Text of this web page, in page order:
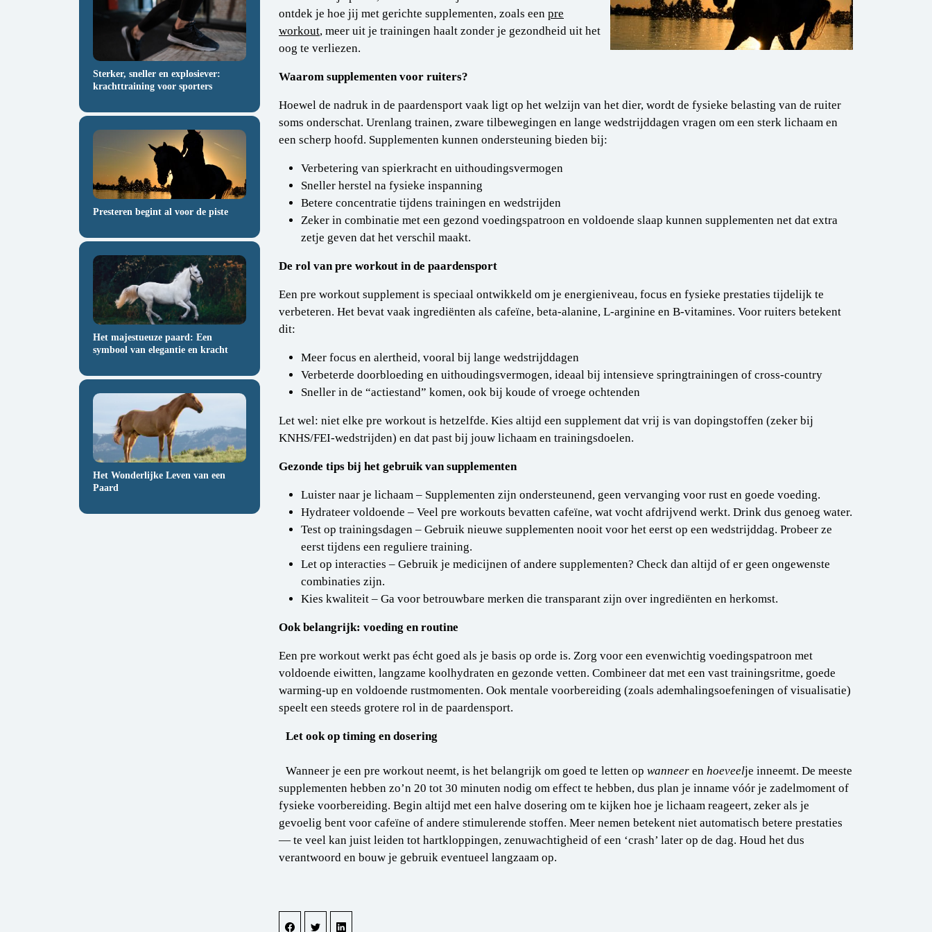
Sterker, sneller en explosiever:
krachttraining voor sporters
Presteren begint al voor de piste
Het majestueuze paard: Een
symbool van elegantie en kracht
Het Wonderlijke Leven van een
Paard
ontdek je hoe jij met gerichte supplementen, zoals een pre
workout, meer uit je trainingen haalt zonder je gezondheid uit het
oog te verliezen.
Waarom supplementen voor ruiters?
Hoewel de nadruk in de paardensport vaak ligt op het welzijn van het dier, wordt de fysieke belasting van de ruiter
soms onderschat. Urenlang trainen, zware tilbewegingen en lange wedstrijddagen vragen om een sterk lichaam en
een scherp hoofd. Supplementen kunnen ondersteuning bieden bij:
Verbetering van spierkracht en uithoudingsvermogen
Sneller herstel na fysieke inspanning
Betere concentratie tijdens trainingen en wedstrijden
Zeker in combinatie met een gezond voedingspatroon en voldoende slaap kunnen supplementen net dat extra
zetje geven dat het verschil maakt.
De rol van pre workout in de paardensport
Een pre workout supplement is speciaal ontwikkeld om je energieniveau, focus en fysieke prestaties tijdelijk te
verbeteren. Het bevat vaak ingrediënten als cafeïne, beta-alanine, L-arginine en B-vitamines. Voor ruiters betekent
dit:
Meer focus en alertheid, vooral bij lange wedstrijddagen
Verbeterde doorbloeding en uithoudingsvermogen, ideaal bij intensieve springtrainingen of cross-country
Sneller in de “actiestand” komen, ook bij koude of vroege ochtenden
Let wel: niet elke pre workout is hetzelfde. Kies altijd een supplement dat vrij is van dopingstoffen (zeker bij
KNHS/FEI-wedstrijden) en dat past bij jouw lichaam en trainingsdoelen.
Gezonde tips bij het gebruik van supplementen
Luister naar je lichaam – Supplementen zijn ondersteunend, geen vervanging voor rust en goede voeding.
Hydrateer voldoende – Veel pre workouts bevatten cafeïne, wat vocht afdrijvend werkt. Drink dus genoeg water.
Test op trainingsdagen – Gebruik nieuwe supplementen nooit voor het eerst op een wedstrijddag. Probeer ze
eerst tijdens een reguliere training.
Let op interacties – Gebruik je medicijnen of andere supplementen? Check dan altijd of er geen ongewenste
combinaties zijn.
Kies kwaliteit – Ga voor betrouwbare merken die transparant zijn over ingrediënten en herkomst.
Ook belangrijk: voeding en routine
Een pre workout werkt pas écht goed als je basis op orde is. Zorg voor een evenwichtig voedingspatroon met
voldoende eiwitten, langzame koolhydraten en gezonde vetten. Combineer dat met een vast trainingsritme, goede
warming-up en voldoende rustmomenten. Ook mentale voorbereiding (zoals ademhalingsoefeningen of visualisatie)
speelt een steeds grotere rol in de paardensport.
Let ook op timing en dosering
Wanneer je een pre workout neemt, is het belangrijk om goed te letten op wanneer en hoeveelje inneemt. De meeste
supplementen hebben zo’n 20 tot 30 minuten nodig om effect te hebben, dus plan je inname vóór je zadelmoment of
fysieke voorbereiding. Begin altijd met een halve dosering om te kijken hoe je lichaam reageert, zeker als je
gevoelig bent voor cafeïne of andere stimulerende stoffen. Meer nemen betekent niet automatisch betere prestaties
— te veel kan juist leiden tot hartkloppingen, zenuwachtigheid of een ‘crash’ later op de dag. Houd het dus
verantwoord en bouw je gebruik eventueel langzaam op.